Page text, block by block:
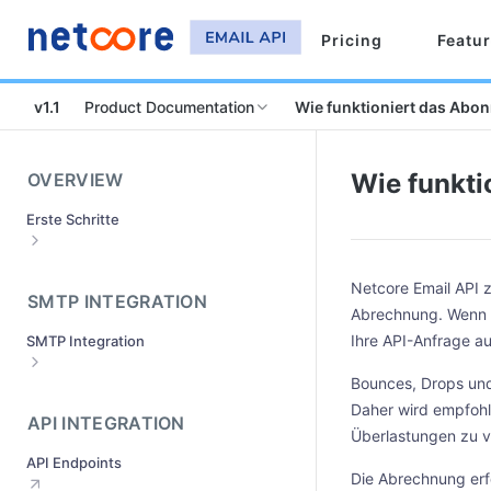
Pricing
v1.1 Product Documentation Wie funktioniert das
OVERVIEW
Erste Schritte
Senden der Domänenüberprüfung
Was ist zu tun, wenn Ihre
Wie erhalte ich die SMTP- und API-
SMTP INTEGRATION
SMTP Integration
Wie kann man mit verschiedenen
Wie können Sie Ihre Mail-Clients
API INTEGRATION
API Endpoints
Wie
Netcore Email API
Abrechnung.
Ihre API-Anfrage
Bounces, Drops
Daher wird
Überlastungen zu
Die Abrechnung